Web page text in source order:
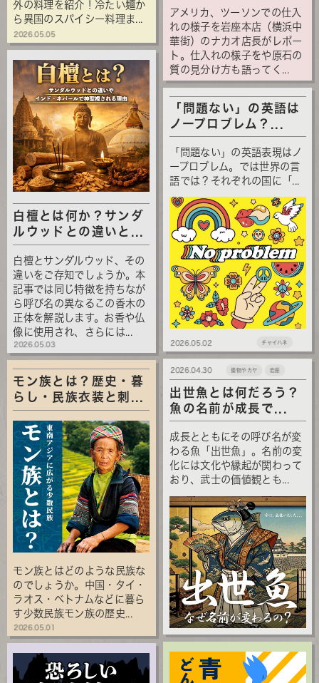
外の料理を紹介！冷たい麺か
ら異国のスパイシー料理ま...
2026.05.05
アメリカ、ツーソンでの仕入
れの様子を岩座本店（横浜中
華街）のナカオ店長がレポー
ト。仕入れの様子をや原石の
質の見分け方も語ってく...
白檀とは何か？サンダ
ルウッドとの違いと...
白檀とサンダルウッド、その
違いをご存知でしょうか。本
記事では同じ特徴を持ちなが
ら呼び名の異なるこの香木の
正体を解説します。お香や仏
像に使用され、さらには...
2026.05.03
「問題ない」の英語は
ノープロブレム？...
「問題ない」の英語表現はノ
ープロブレム。では世界の言
語では？それぞれの国に「...
2026.05.02 チャイハネ
モン族とは？歴史・暮
らし・民族衣装と刺...
モン族とはどのような民族な
のでしょうか。中国・タイ・
ラオス・ベトナムなどに暮ら
す少数民族モン族の歴史...
2026.05.01
出世魚とは何だろう？
魚の名前が成長で...
成長とともにその呼び名が変
わる魚「出世魚」。名前の変
化には文化や縁起が関わって
おり、武士の価値観とも...
2026.04.30 倭物やカヤ 岩座